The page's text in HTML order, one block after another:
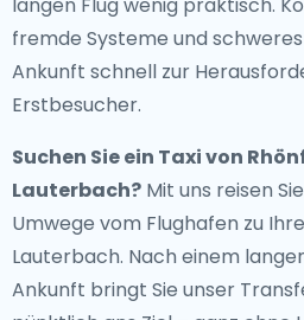
fremde Systeme und
Ankunft schnell zur
Erstbesucher.
Suchen Sie ein Taxi von
Lauterbach? Mit uns reisen
Umwege vom Flughafen zu
Lauterbach. Nach einem
Ankunft bringt Sie unser